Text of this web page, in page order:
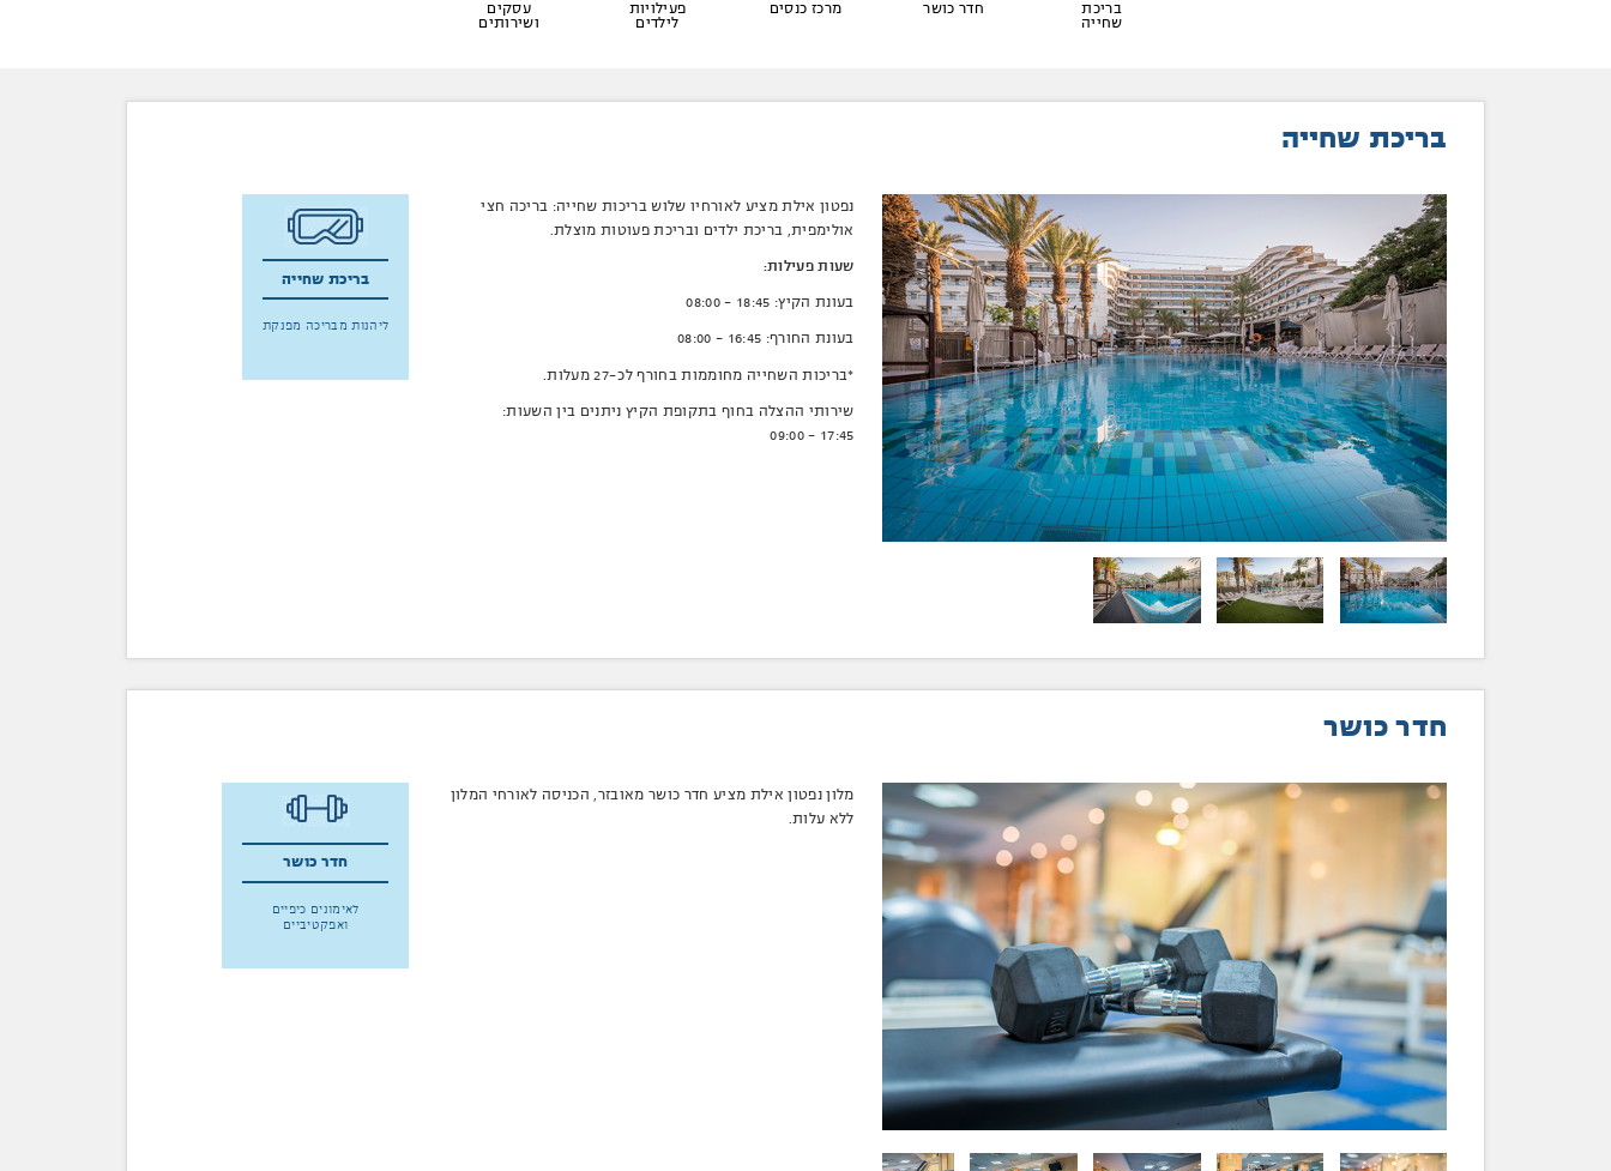
בריכת
שחייה
חדר כושר מרכז כנסים
פעילויות
לילדים
עסקים
ושירותים
בריכת שחייה
נפטון אילת מציע לאורחיו שלוש בריכות שחייה: בריכה חצי
אולימפית, בריכת ילדים ובריכת פעוטות מוצלת.
שעות פעילות:
בעונת הקיץ: 18:45 – 08:00
בעונת החורף: 16:45 – 08:00
*בריכות השחייה מחוממות בחורף לכ-27 מעלות.
שירותי ההצלה בחוף בתקופת הקיץ ניתנים בין השעות:
17:45 – 09:00
בריכת שחייה
ליהנות מבריכה מפנקת
חדר כושר
מלון נפטון אילת מציע חדר כושר מאובזר, הכניסה לאורחי המלון
ללא עלות.
חדר כושר
לאימונים כיפיים
ואפקטיביים